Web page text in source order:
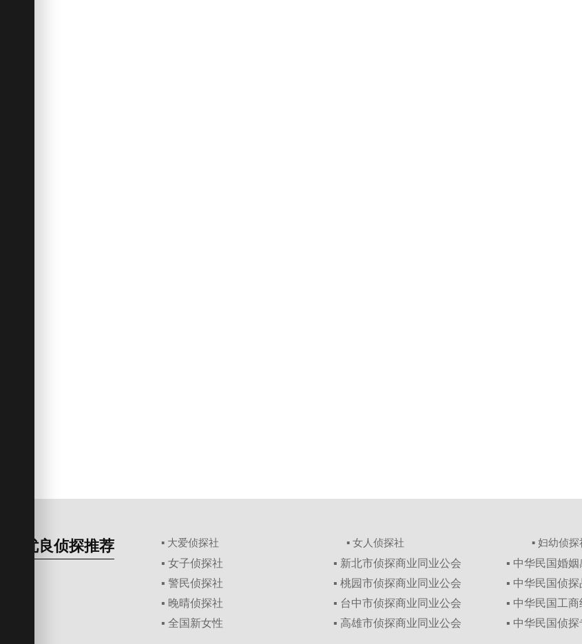
优良侦探推荐 ▪ 大爱侦探社 ▪ 女人侦探社 ▪ 妇幼侦探
▪ 女子侦探社
▪ 警民侦探社
▪ 晚晴侦探社
▪ 全国新女性
▪ 新北市侦探商业同业公会
▪ 桃园市侦探商业同业公会
▪ 台中市侦探商业同业公会
▪ 高雄市侦探商业同业公会
▪ 中华民国婚
▪ 中华民国侦
▪ 中华民国工
▪ 中华民国侦